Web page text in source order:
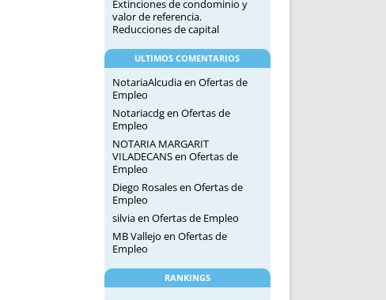
Extinciones de condominio y
valor de referencia.
Reducciones de capital
ULTIMOS COMENTARIOS
NotariaAlcudiaen Ofertas de
Empleo
Notariacdgen Ofertas de
Empleo
NOTARIA MARGARIT
VILADECANSen Ofertas de
Empleo
Diego Rosalesen Ofertas de
Empleo
silviaen Ofertas de Empleo
MB Vallejo en Ofertas de
Empleo
RANKINGS